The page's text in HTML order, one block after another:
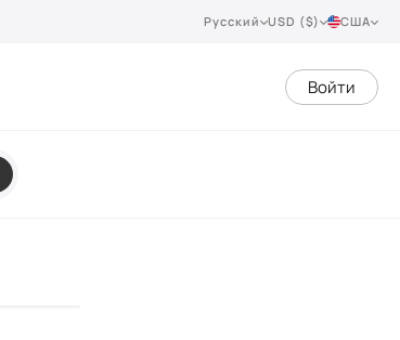
Русский USD ($) США
Войти